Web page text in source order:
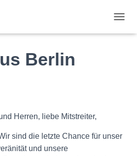
Berlin
Herren, liebe Mitstreiter,
sind die letzte Chance für unser
und unsere